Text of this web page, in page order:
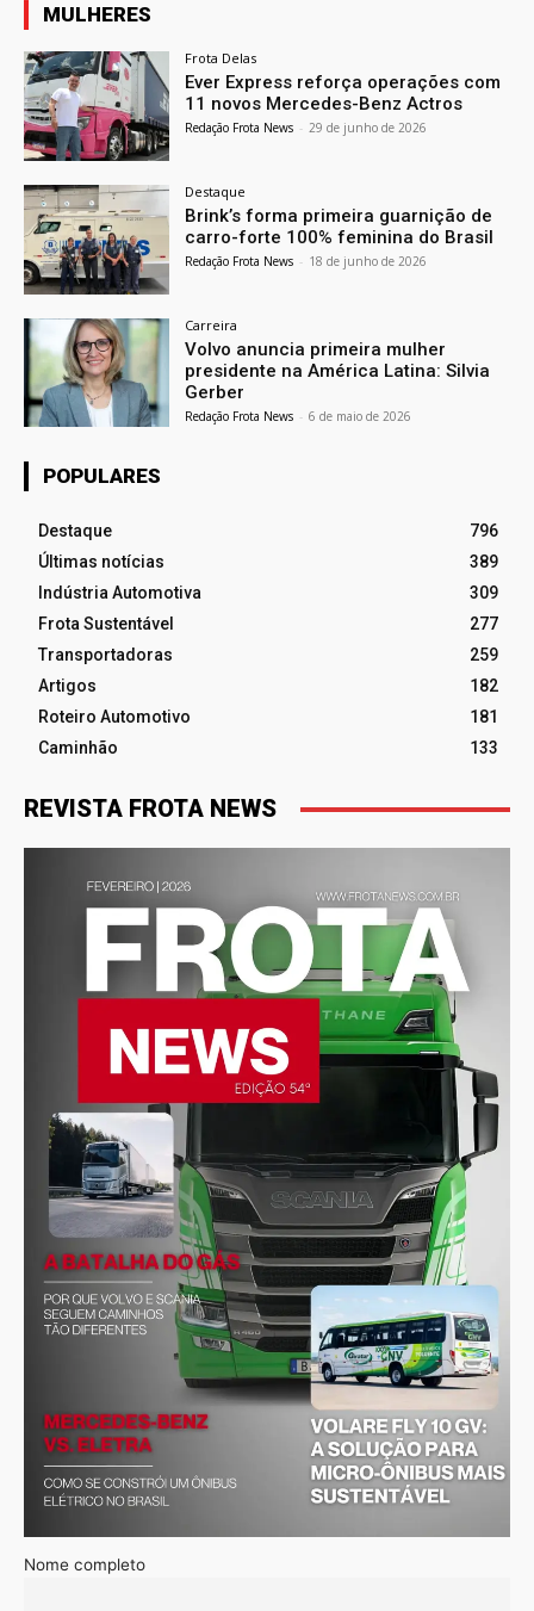
MULHERES
Frota Delas
Ever Express reforça operações com
11 novos Mercedes-Benz Actros
Redação Frota News - 29 de junho de 2026
Destaque
Brink’s forma primeira guarnição de
carro-forte 100% feminina do Brasil
Redação Frota News - 18 de junho de 2026
Carreira
Volvo anuncia primeira mulher
presidente na América Latina: Silvia
Gerber
Redação Frota News - 6 de maio de 2026
POPULARES
Destaque
796
Últimas notícias
389
Indústria Automotiva
309
Frota Sustentável
277
Transportadoras
259
Artigos
182
Roteiro Automotivo
181
Caminhão
133
REVISTA FROTA NEWS
Nome completo